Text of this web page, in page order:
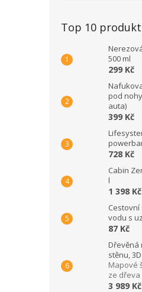
Top 10
500 ml
299 Kč
pod
auta)
399 Kč
728 Kč
Cabin
l
1 398 Kč
vodu s
87 Kč
Dřevěná
stěnu,
Mapové
ze dřeva
3 989 Kč